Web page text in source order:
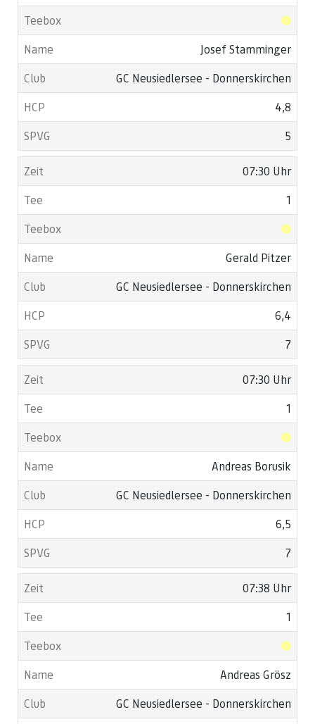
Josef Stamminger
GC Neusiedlersee - Donnerskirchen
4,8
5
07:30 Uhr
1
Gerald Pitzer
GC Neusiedlersee - Donnerskirchen
6,4
7
07:30 Uhr
1
Andreas Borusik
GC Neusiedlersee - Donnerskirchen
6,5
7
07:38 Uhr
1
Andreas Grösz
GC Neusiedlersee - Donnerskirchen